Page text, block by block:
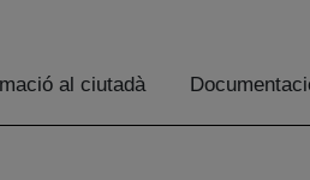
al ciutadà